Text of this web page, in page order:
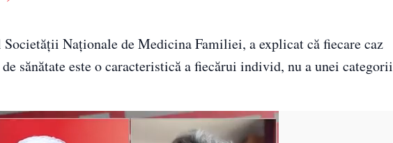
Naționale de Medicina Familiei, a explicat că fiecare caz
sănătate este o caracteristică a fiecărui individ, nu a unei categorii